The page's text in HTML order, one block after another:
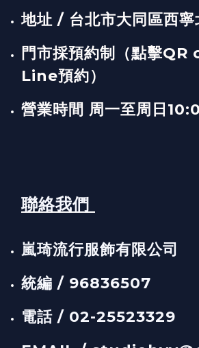
地址 / 台北市大同區西
門市採預約制（點擊QR
Line預約）
營業時間 周一至周日
聯絡我們
嵐琦流行服飾有限公司
統編 / 96836507
電話 / 02-25523329